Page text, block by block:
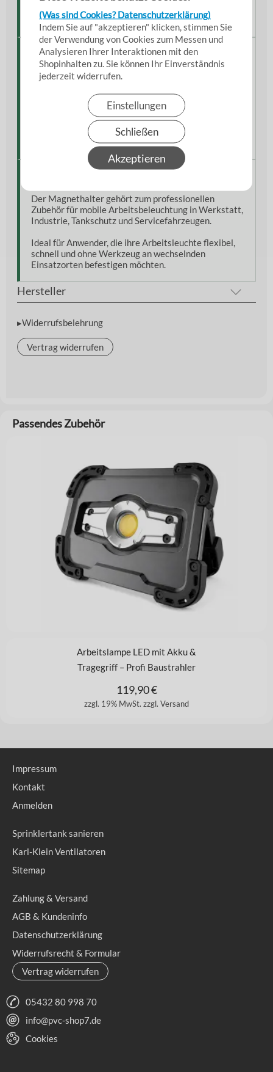
(Was sind Cookies? Datenschutzerklärung)
Indem Sie auf "akzeptieren" klicken, stimmen Sie
der Verwendung von Cookies zum Messen und
Analysieren Ihrer Interaktionen mit den
Shopinhalten zu. Sie können Ihr Einverständnis
jederzeit widerrufen.
Einstellungen
Schließen
Akzeptieren
Schnell wechselbar & flexibel einsetzbar
Hinweise aus der Praxis
Besonders praktisch bei Arbeiten an Fahrzeugen,
denen keine feste Lampenhalterung vorhanden ist.
Durch die magnetische Befestigung bleiben beide
Hände frei für Montage-, Wartungs- oder
Reinigungsarbeiten.
Der Magnethalter gehört zum professionellen
Zubehör für mobile Arbeitsbeleuchtung in Werkstatt,
Industrie, Tankschutz und Servicefahrzeugen.
Ideal für Anwender, die ihre Arbeitsleuchte flexibel,
schnell und ohne Werkzeug an wechselnden
Einsatzorten befestigen möchten.
Hersteller
▸Widerrufsbelehrung
Vertrag widerrufen
Passendes Zubehör
Arbeitslampe LED mit Akku &
Tragegriff – Profi Baustrahler
zzgl. 19% MwSt. zzgl. Versand
119,90€
Impressum
Kontakt
Anmelden
Sprinklertank sanieren
Karl-Klein Ventilatoren
Sitemap
Zahlung & Versand
AGB & Kundeninfo
Datenschutzerklärung
Widerrufsrecht & Formular
Vertrag widerrufen
05432 80 998 70
info@pvc-shop7.de
Cookies